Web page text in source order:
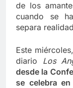
de los
cuando se
separa
Este
diario Los
desde la
se celebra